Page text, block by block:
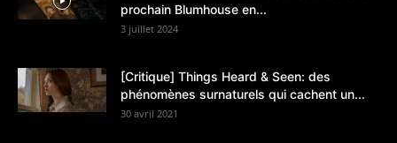
prochain Blumhouse en...
3 juillet 2024
[Critique] Things Heard & Seen: des
phénomènes surnaturels qui cachent un...
30 avril 2021